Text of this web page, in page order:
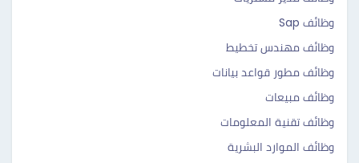
وظائف Sap
وظائف مهندس تخطيط
وظائف مطور قواعد بيانات
وظائف مبيعات
وظائف تقنية المعلومات
وظائف الموارد البشرية